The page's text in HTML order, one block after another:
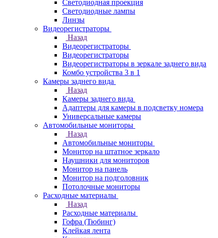
Светодиодная проекция
Светодиодные лампы
Линзы
Видеорегистраторы
Назад
Видеорегистраторы
Видеорегистраторы
Видеорегистраторы в зеркале заднего вида
Комбо устройства 3 в 1
Камеры заднего вида
Назад
Камеры заднего вида
Адаптеры для камеры в подсветку номера
Универсальные камеры
Автомобильные мониторы
Назад
Автомобильные мониторы
Монитор на штатное зеркало
Наушники для мониторов
Монитор на панель
Монитор на подголовник
Потолочные мониторы
Расходные материалы
Назад
Расходные материалы
Гофра (Тюбинг)
Клейкая лента